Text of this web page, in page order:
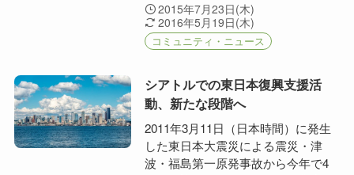
2015年7月23日(木)
2016年5月19日(木)
コミュニティ・ニュース
シアトルでの東日本復興支援活
動、新たな段階へ
2011年3月11日（日本時間）に発生
した東日本大震災による震災・津
波・福島第一原発事故から今年で4